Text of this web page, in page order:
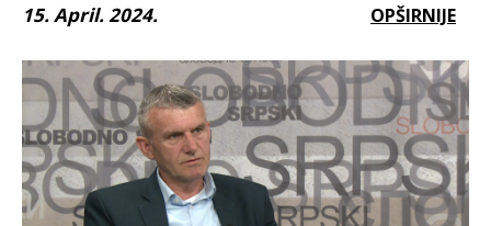
15. April. 2024. OPŠIRNIJE